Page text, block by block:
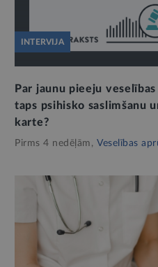
INTERVIJA
Par jaunu pieeju
taps psihisko saslimšanu
karte?
Pirms 4 nedēļām, Veselības